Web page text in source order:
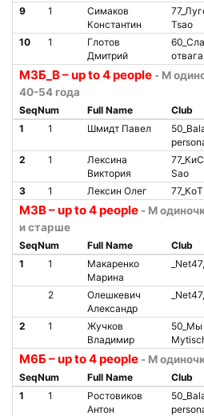
9 1
Симаков
Константин
Tsao
10 1
Глотов
Дмитрий
М3Б_В – up to 4 people - М
40-54 года
SeqNum Full Name Club
1
1 Шмидт Павел
2 1
Лексина
Виктория
Sao
3 1 Лексин Олег
М3В – up to 4 people - М
и старше
SeqNum Full Name Club
1
1
Макаренко
Марина
2
Олешкевич
Александр
2 1
Жучков
Владимир
50_Мы
М6Б – up to 4 people - М
SeqNum Full Name Club
1
1
Ростовиков
Антон